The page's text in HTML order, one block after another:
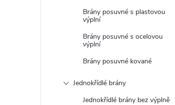
Brány posuvné s plastovou
výplní
Brány posuvné s ocelovou
výplní
Brány posuvné kované
Jednokřídlé brány
Jednokřídlé brány bez výplně